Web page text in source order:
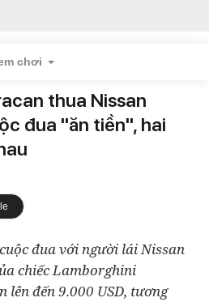
chơi
thua Nissan
đua "ăn tiền", hai
đua với người lái Nissan
chiếc Lamborghini
lên đến 9.000 USD, tương